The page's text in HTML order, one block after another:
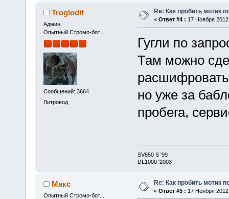
Troglodit
Админ
Опытный Стромо-бот...
Сообщений: 3664
Литровод
Re: Как пробить мотик
« Ответ #4 : 17 Ноября
Гугли по
Там можно
но уже за
пробега,
SV650 S '99
DL1000 '2003
Макс
Опытный Стромо-бот...
Re: Как пробить мотик
« Ответ #5 : 17 Ноября